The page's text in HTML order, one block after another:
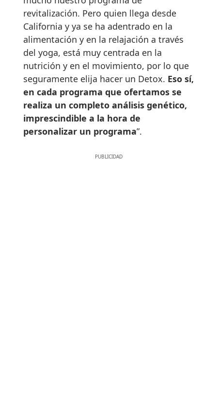
revitalización. Pero quien llega desde
California y ya se ha adentrado en la
alimentación y en la relajación a través
del yoga, está muy centrada en la
nutrición y en el movimiento, por lo que
seguramente elija hacer un Detox. Eso sí,
en cada programa que ofertamos se
realiza un completo análisis genético,
imprescindible a la hora de
personalizar un programa”.